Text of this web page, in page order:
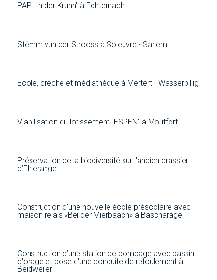
PAP "In der Krunn" à Echternach
Stëmm vun der Strooss à Soleuvre - Sanem
Ecole, crèche et médiathèque à Mertert - Wasserbillig
Viabilisation du lotissement "ESPEN" à Moutfort
Préservation de la biodiversité sur l'ancien crassier
d’Ehlerange
Construction d’une nouvelle école préscolaire avec
maison relais «Bei der Mierbaach» à Bascharage
Construction d’une station de pompage avec bassin
d'orage et pose d'une conduite de refoulement à
Beidweiler